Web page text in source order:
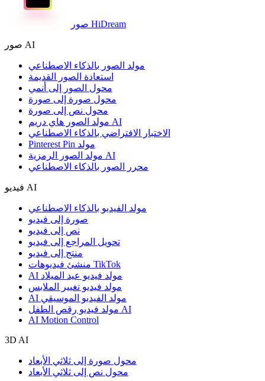
صور HiDream
صور AI
مولد الصور بالذكاء الاصطناعي
استعادة الصور القديمة
محول الصور إلى أنمي
محول صورة إلى صورة
محول نص إلى صورة
مولد الصور هاي دريم AI
الاختبار الافتراضي بالذكاء الاصطناعي
Pinterest Pin مولد
مولد الصور الرمزية AI
محرر الصور بالذكاء الاصطناعي
فيديو AI
مولد الفيديو بالذكاء الاصطناعي
صورة إلى فيديو
نص إلى فيديو
تحويل المراجع إلى فيديو
منتج إلى فيديو
منشئ فيديوهات TikTok
AI مولد فيديو عيد الميلاد
مولد فيديو تغيير الملابس
AI مولد الفيديو الموسيقي
مولد فيديو رقص الطفل AI
AI Motion Control
3D AI
محول صورة إلى ثلاثي الأبعاد
محول نص إلى ثلاثي الأبعاد